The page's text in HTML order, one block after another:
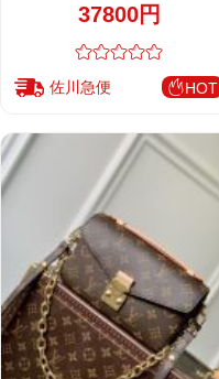
37800円
佐川急便 HOT